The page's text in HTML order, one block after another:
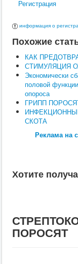
Поведение
Кошки
Ветеринария
Хирургия
Терапия
Кормление
Поведение
Птицы
Ветеринария
Ветеринария
Кролики
Регистрация
информация о
Похожие
КАК
СТИМУЛЯЦИЯ
Экономически
половой
опороса
ГРИПП
СКОТА
Реклама на
Хотите
ПОРОСЯТ